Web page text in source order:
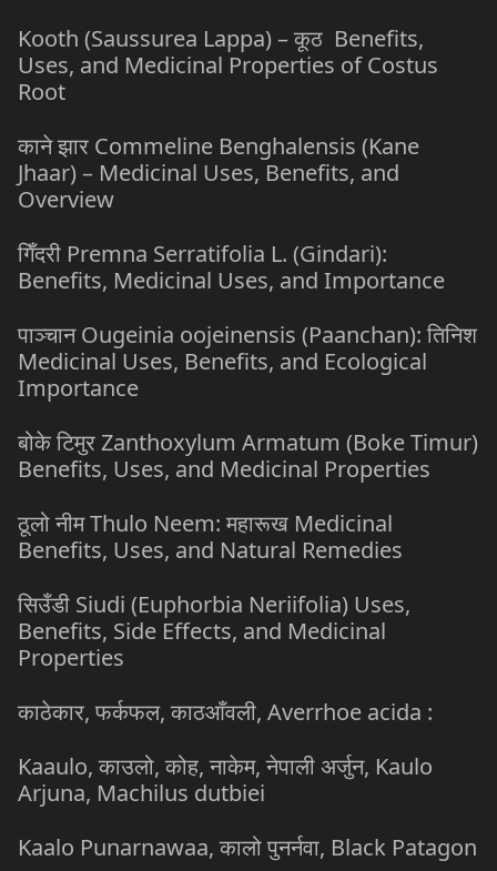
Kooth (Saussurea Lappa) – कूठ Benefits,
Uses, and Medicinal Properties of Costus
Root
काने झार Commeline Benghalensis (Kane
Jhaar) – Medicinal Uses, Benefits, and
Overview
गिँदरी Premna Serratifolia L. (Gindari):
Benefits, Medicinal Uses, and Importance
पाञ्चान Ougeinia oojeinensis (Paanchan): तिनिश
Medicinal Uses, Benefits, and Ecological
Importance
बोके टिमुर Zanthoxylum Armatum (Boke Timur)
Benefits, Uses, and Medicinal Properties
ठूलो नीम Thulo Neem: महारूख Medicinal
Benefits, Uses, and Natural Remedies
सिउँडी Siudi (Euphorbia Neriifolia) Uses,
Benefits, Side Effects, and Medicinal
Properties
काठेकार, फर्कफल, काठआँवली, Averrhoe acida :
Kaaulo, काउलो, कोह, नाकेम, नेपाली अर्जुन, Kaulo
Arjuna, Machilus dutbiei
Kaalo Punarnawaa, कालो पुनर्नवा, Black Patagon